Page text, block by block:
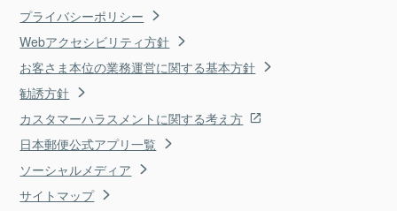
プライバシーポリシー
Webアクセシビリティ方針
お客さま本位の業務運営に関する基本方針
勧誘方針
カスタマーハラスメントに関する考え方
日本郵便公式アプリ一覧
ソーシャルメディア
サイトマップ